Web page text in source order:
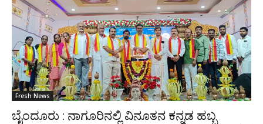
Fresh News
ಬೈಂದೂರು : ನಾಗೂರಿನಲ್ಲಿ ವಿನೂತನ ಕನ್ನಡ ಹಬ್ಬ